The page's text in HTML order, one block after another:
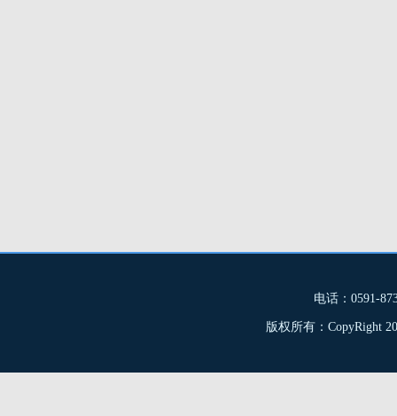
电话：0591-
版权所有：CopyRight